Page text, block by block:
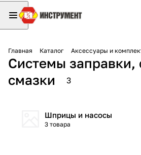
Главная Каталог Аксессуары и
Системы заправки,
смазки
3
Шприцы и насосы
3 товара